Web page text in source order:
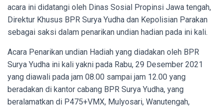
acara ini didatangi oleh Dinas Sosial Propinsi Jawa tengah,
Direktur Khusus BPR Surya Yudha dan Kepolisian Parakan
sebagai saksi dalam penarikan undian hadian pada ini kali.
Acara Penarikan undian Hadiah yang diadakan oleh BPR
Surya Yudha ini kali yakni pada Rabu, 29 Desember 2021
yang diawali pada jam 08.00 sampai jam 12.00 yang
beradakan di kantor cabang BPR Surya Yudha, yang
beralamatkan di P475+VMX, Mulyosari, Wanutengah,